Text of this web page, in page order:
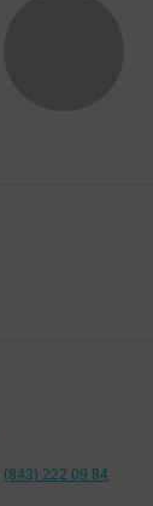
(843) 222 09 84